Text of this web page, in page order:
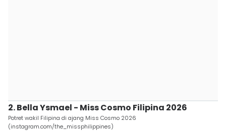
2. Bella Ysmael - Miss Cosmo Filipina 2026
Potret wakil Filipina di ajang Miss Cosmo 2026
(instagram.com/the_missphilippines)